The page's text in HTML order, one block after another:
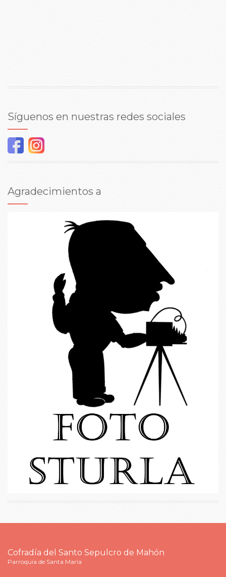
Síguenos en nuestras redes sociales
Agradecimientos a
Cofradía del Santo Sepulcro de Mahón
Parroquia de Santa María